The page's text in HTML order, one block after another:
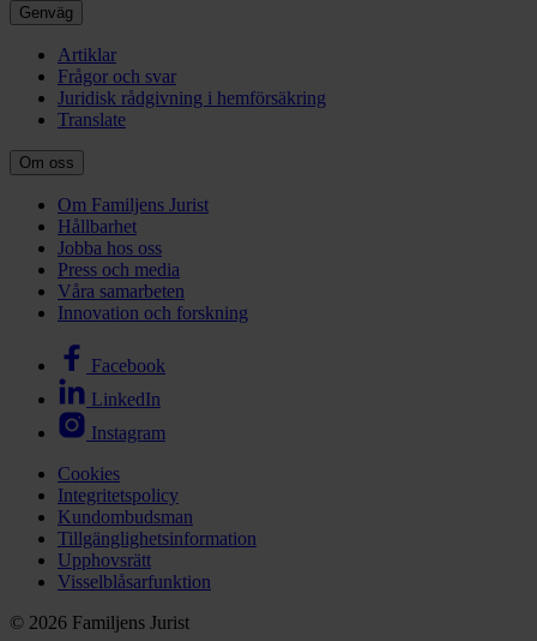
Genväg
Artiklar
Frågor och svar
Juridisk rådgivning i hemförsäkring
Translate
Om oss
Om Familjens Jurist
Hållbarhet
Jobba hos oss
Press och media
Våra samarbeten
Innovation och forskning
Facebook
LinkedIn
Instagram
Cookies
Integritetspolicy
Kundombudsman
Tillgänglighetsinformation
Upphovsrätt
Visselblåsarfunktion
© 2026 Familjens Jurist